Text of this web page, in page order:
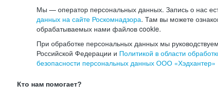
Мы — оператор персональных данных. Запись о нас
данных на сайте Роскомнадзора. Там вы можете
обрабатываемых нами файлов cookie.
При обработке персональных данных мы
Российской Федерации и Политикой в области
безопасности персональных данных ООО «Хэдхантер»
Кто нам помогает?